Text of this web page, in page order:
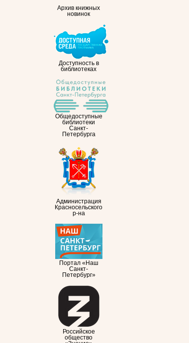
Архив книжных
новинок
Доступность в
библиотеках
Общедоступные
библиотеки
Санкт-
Петербурга
Администрация
Красносельского
р-на
Портал «Наш
Санкт-
Петербург»
Российское
общество